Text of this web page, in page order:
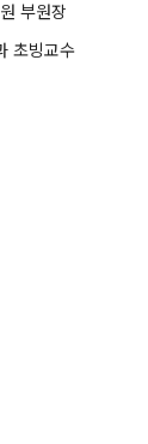
부원장
초빙교수